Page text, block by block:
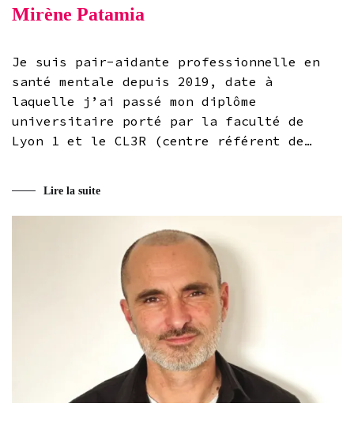
Mirène Patamia
Je suis pair-aidante professionnelle en
santé mentale depuis 2019, date à
laquelle j’ai passé mon diplôme
universitaire porté par la faculté de
Lyon 1 et le CL3R (centre référent de…
Lire la suite